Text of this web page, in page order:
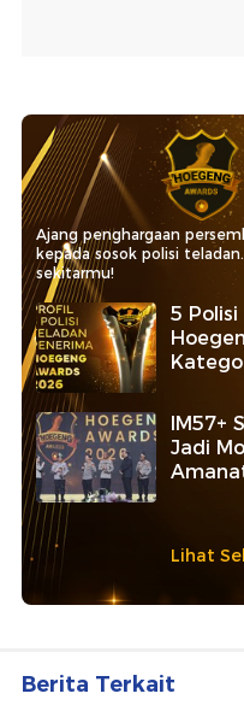
Ajang penghargaan
kepada sosok polisi
sekitarmu!
5
IM57+
Jadi
Lihat
Berita Terkait